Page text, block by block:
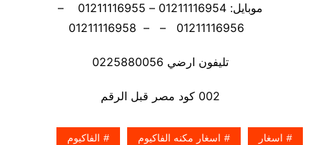
موبايل: 01211116954 – 01211116955 –
تليفون ارضي 0225880056
002 كود مصر قبل الرقم
اسغار اسغار مكنه الفاكيوم الفاكيوم